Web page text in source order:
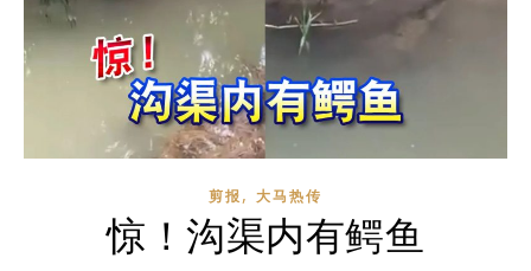
剪报, 大马热传
惊！沟渠内有鳄鱼